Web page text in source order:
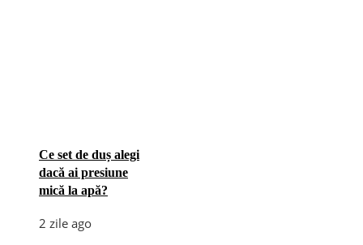
Ce set de duș alegi
dacă ai presiune
mică la apă?
2 zile ago